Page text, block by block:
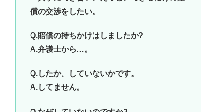
償の交渉をしたい。
Q.賠償の持ちかけはしましたか?
A.弁護士から…。
Q.したか、していないかです。
A.してません。